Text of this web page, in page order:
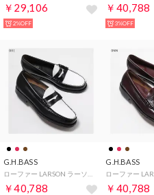
￥29,106
2%OFF
￥40,788
3%OFF
G.H.BASS
￥40,788
G.H.BASS
￥40,788